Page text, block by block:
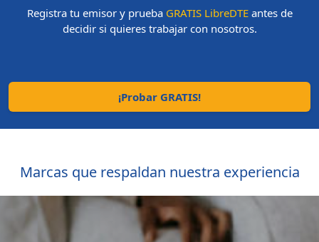
Registra tu emisor y prueba GRATIS LibreDTEantes de
decidir si quieres trabajar con nosotros.
¡Probar GRATIS!
Marcas que respaldan nuestra experiencia